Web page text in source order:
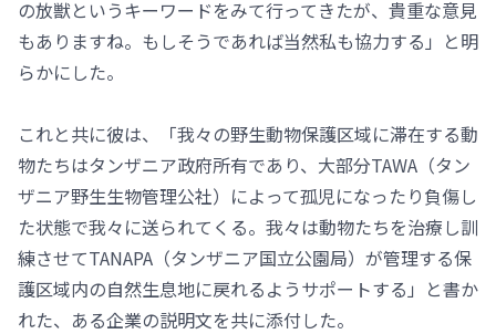
の放獣というキーワードをみて行ってきたが、貴重な意見
もありますね。もしそうであれば当然私も協力する」と明
らかにした。
これと共に彼は、「我々の野生動物保護区域に滞在する動
物たちはタンザニア政府所有であり、大部分TAWA（タン
ザニア野生生物管理公社）によって孤児になったり負傷し
た状態で我々に送られてくる。我々は動物たちを治療し訓
練させてTANAPA（タンザニア国立公園局）が管理する保
護区域内の自然生息地に戻れるようサポートする」と書か
れた、ある企業の説明文を共に添付した。